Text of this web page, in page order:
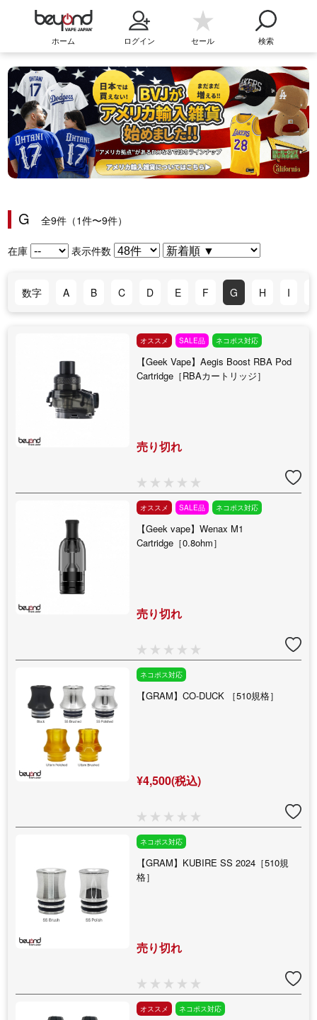
ホーム ログイン セール 検索
G 全9件（1件〜9件）
在庫 表示件数
数字 A B C D E F G H I
オススメ SALE品 ネコポス対応
【Geek Vape】Aegis Boost RBA Pod
Cartridge［RBAカートリッジ］
売り切れ
オススメ SALE品 ネコポス対応
【Geek vape】Wenax M1
Cartridge［0.8ohm］
売り切れ
ネコポス対応
【GRAM】CO-DUCK ［510規格］
¥4,500(税込)
ネコポス対応
【GRAM】KUBIRE SS 2024［510規
格］
売り切れ
オススメ ネコポス対応